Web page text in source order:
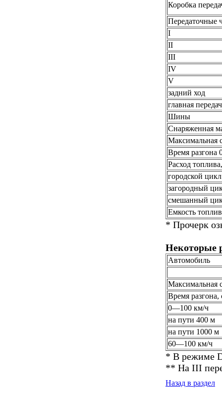
Коробка
Передаточные
I
II
III
IV
V
задний ход
главная
Шины
Снаряженная
Максимальная
Время разгона
Расход
городской цикл
загородный
смешанный
Емкость
* Прочерк
Некоторые
Автомобиль
Максимальная
Время разгона,
0—100 км/ч
на пути 400 м
на пути 1000 м
60—100 км/ч
* В режиме
** На III
Назад в раздел